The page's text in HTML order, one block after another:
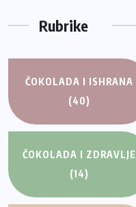
Rubrike
ČOKOLADA I ISHRANA
(40)
ČOKOLADA I ZDRAVLJE
(14)